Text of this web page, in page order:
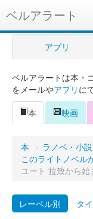
ベルアラート
ベルアラートとは
ヘルプ
新規登録
ログイン
購入管理
プレミアム
アプリ
ベルアラートは本・
をメールやアプリ に
本
映画
本 > ラノベ・小
このライトノベル
ユート 拉致から始
レーベル別 タ